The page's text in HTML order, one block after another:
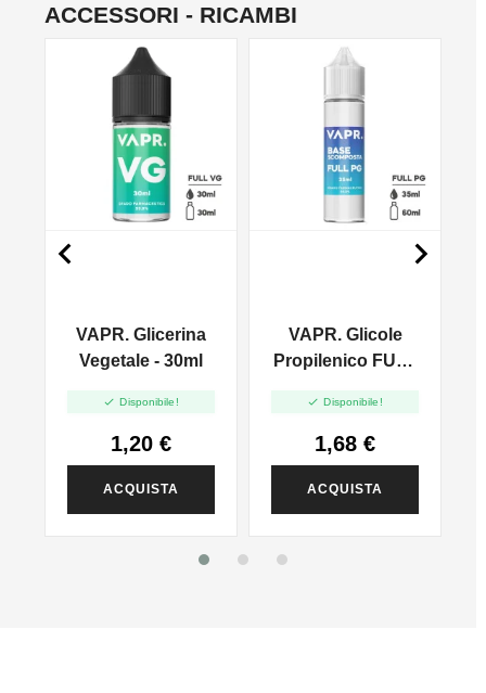
ACCESSORI - RICAMBI
VAPR. Glicerina
Vegetale - 30ml
 Disponibile!
1,20 €
ACQUISTA
VAPR. Glicole
Propilenico FULL
 Disponibile!
1,68 €
ACQUISTA
 